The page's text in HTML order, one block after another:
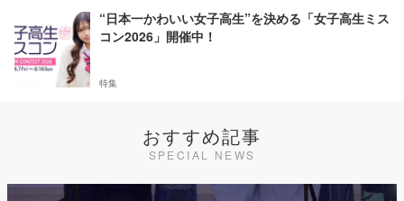
“日本一かわいい女子高生”を決める「女子高生ミス
コン2026」開催中！
特集
おすすめ記事
SPECIAL NEWS